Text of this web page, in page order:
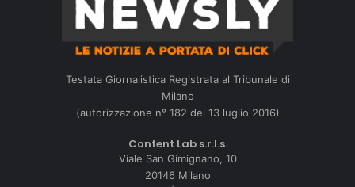
Testata Giornalistica Registrata al Tribunale di
Milano
(autorizzazione n° 182 del 13 luglio 2016)
Content Lab s.r.l.s.
Viale San Gimignano, 10
20146 Milano